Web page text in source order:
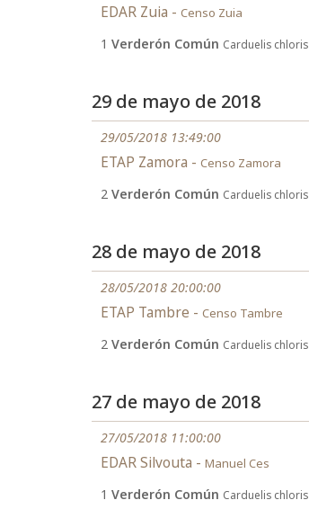
EDAR Zuia - Censo Zuia
1 Verderón Común Carduelis chloris
29 de mayo de 2018
29/05/2018 13:49:00
ETAP Zamora - Censo Zamora
2 Verderón Común Carduelis chloris
28 de mayo de 2018
28/05/2018 20:00:00
ETAP Tambre - Censo Tambre
2 Verderón Común Carduelis chloris
27 de mayo de 2018
27/05/2018 11:00:00
EDAR Silvouta - Manuel Ces
1 Verderón Común Carduelis chloris